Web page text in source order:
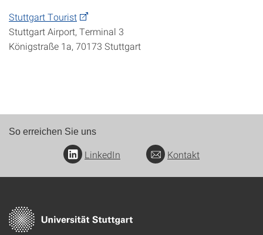
Stuttgart Tourist
Stuttgart Airport, Terminal 3
Königstraße 1a, 70173 Stuttgart
So erreichen Sie uns
LinkedIn Kontakt